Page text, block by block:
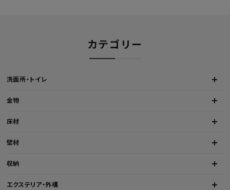
カテゴリー
洗面所・トイレ
金物
床材
壁材
収納
エクステリア・外構